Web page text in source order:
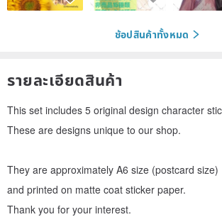
ช้อปสินค้าทั้งหมด
รายละเอียดสินค้า
This set includes 5 original design character
These are designs unique to our shop.
They are approximately A6 size (postcard size)
and printed on matte coat sticker paper.
Thank you for your interest.